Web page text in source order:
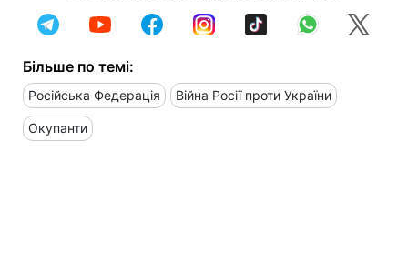
Більше по темі:
Російська Федерація Війна Росії проти України
Окупанти